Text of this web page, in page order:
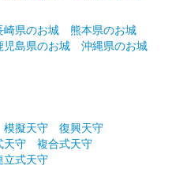
日
（卯月） 2025年版
崎県のお城
熊本県のお城
児島県のお城 沖縄県のお城
模擬天守
復興天守
天守
複合式天守
立式天守